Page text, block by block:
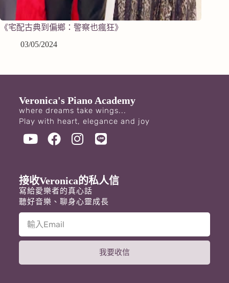
《宅配古典到偏鄉：警察也瘋狂》
03/05/2024
Veronica's Piano Academy
where dreams take wings...
Play with heart, elegance and joy
接收Veronica的私人信
寫給愛樂者的真心話
聽好音樂、聊身心靈成長
我要收信